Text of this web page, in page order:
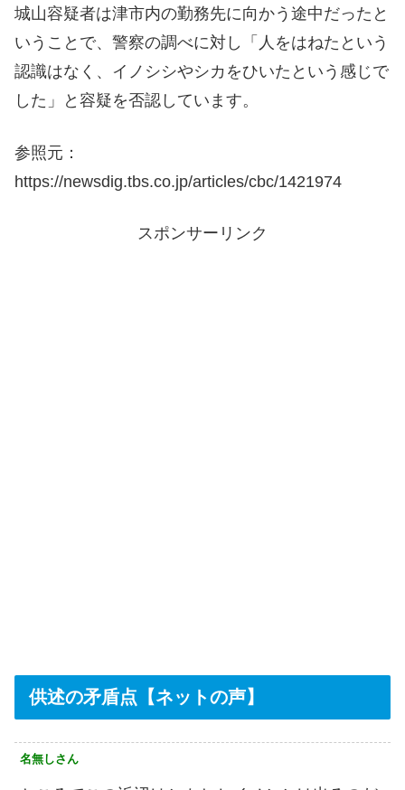
城山容疑者は津市内の勤務先に向かう途中だったと
いうことで、警察の調べに対し「人をはねたという
認識はなく、イノシシやシカをひいたという感じで
した」と容疑を否認しています。
参照元：
https://newsdig.tbs.co.jp/articles/cbc/1421974
スポンサーリンク
供述の矛盾点【ネットの声】
名無しさん